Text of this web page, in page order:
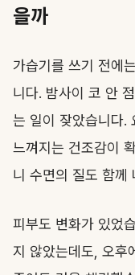
을까
가습기를 쓰기 전에
니다. 밤사이 코 안
는 일이 잦았습니다.
느껴지는 건조감이
니 수면의 질도 함께
피부도 변화가 있었
지 않았는데도, 오후